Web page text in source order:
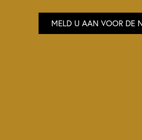
MELD U AAN VOOR DE